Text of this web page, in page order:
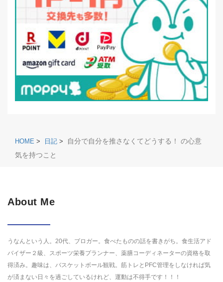
HOME > 日記 >
自分で自分を推さなくてどうする！ の心意
気を持つこと
About Me
うなんという人。20代、ブロガー。食べたものの話を書きがち。食生活アド
バイザー２級、スポーツ栄養プランナー、薬膳コーディネーターの資格を取
得済み。趣味は、バスケットボール観戦。筋トレとPFC管理をしなければ気
が済まない日々を過ごしているけれど、運動は不得手です！！！